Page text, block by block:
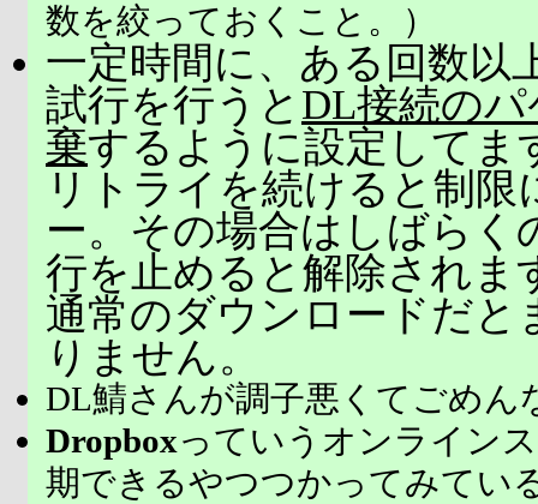
数を絞っておくこと。）
一定時間に、ある回数以
試行を行うと DL接続の
棄するように設定してま
リトライを続けると制限
ー。その場合はしばらく
行を止めると解除されま
通常のダウンロードだと
りません。
DL鯖さんが調子悪くてごめん
Dropboxっていうオンライン
期できるやつつかってみてい